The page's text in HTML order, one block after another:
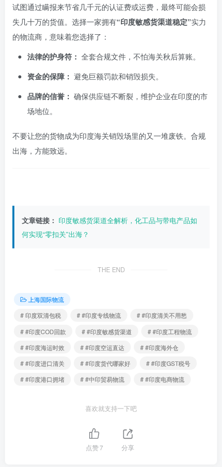
试图通过瞒报来节省几千元的认证费或运费，最终可能会损
失几十万的货值。选择一家拥有“印度敏感货渠道稳定”实力
的物流商，意味着您选择了：
法律的护身符： 全套合规文件，不怕海关秋后算账。
资金的保障： 避免巨额罚款和销毁损失。
品牌的信誉： 确保供应链不断裂，维护企业在印度的市
场地位。
不要让您的货物成为印度海关销毁场里的又一堆废铁。合规
出海，方能致远。
文章链接： 印度敏感货渠道全解析，化工品与带电产品如
何实现“零扣关”出海？
THE END
上海国际物流
# 印度双清包税
# #印度专线物流
# #印度清关不用愁
# #印度COD回款
# #印度敏感货渠道
# #印度工程物流
# #印度海运时效
# #印度空运直达
# #印度海外仓
# #印度进口清关
# #印度货代哪家好
# #印度GST税号
# #印度港口拥堵
# #中印贸易物流 # #印度电商物流
喜欢就支持一下吧
点赞7 分享